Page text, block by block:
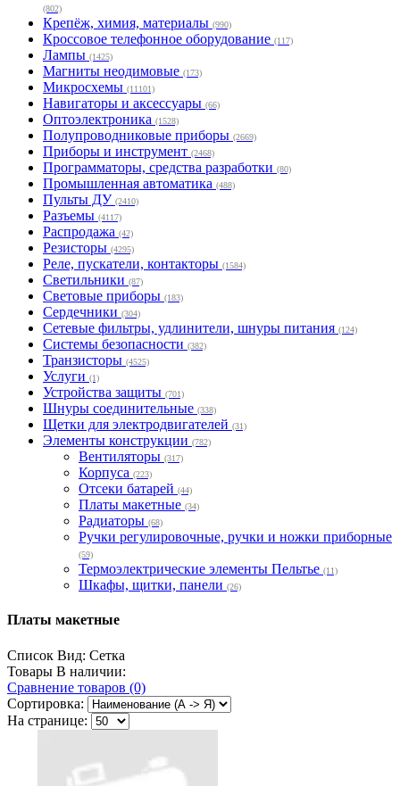
(802)
Крепёж, химия, материалы (990)
Кроссовое телефонное оборудование (117)
Лампы (1425)
Магниты неодимовые (173)
Микросхемы (11101)
Навигаторы и аксессуары (66)
Оптоэлектроника (1528)
Полупроводниковые приборы (2669)
Приборы и инструмент (2468)
Программаторы, средства разработки (80)
Промышленная автоматика (488)
Пульты ДУ (2410)
Разъемы (4117)
Распродажа (42)
Резисторы (4295)
Реле, пускатели, контакторы (1584)
Светильники (87)
Световые приборы (183)
Сердечники (304)
Сетевые фильтры, удлинители, шнуры питания (124)
Системы безопасности (382)
Транзисторы (4525)
Услуги (1)
Устройства защиты (701)
Шнуры соединительные (338)
Щетки для электродвигателей (31)
Элементы конструкции (782)
Вентиляторы (317)
Корпуса (223)
Отсеки батарей (44)
Платы макетные (34)
Радиаторы (68)
Ручки регулировочные, ручки и ножки приборные
(59)
Термоэлектрические элементы Пельтье (11)
Шкафы, щитки, панели (26)
Платы макетные
Список Вид: Сетка
Товары В наличии:
Сравнение товаров (0)
Сортировка:
На странице: